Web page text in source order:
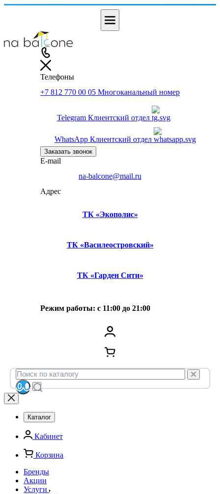
Телефоны
+7 812 770 00 05 Многоканальный номер
Telegram Клиентский отдел
WhatsApp Клиентский отдел
Заказать звонок
E-mail
na-balcone@mail.ru
Адрес
ТК «Экополис»
ТК «Василеостровский»
ТК «Гарден Сити»
Режим работы: с 11:00 до 21:00
Каталог
Кабинет
Корзина
Бренды
Акции
Услуги